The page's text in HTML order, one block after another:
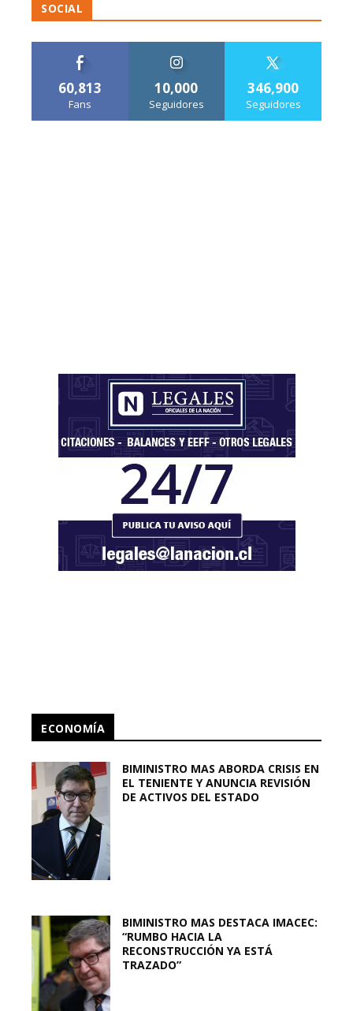
SOCIAL
60,813
Fans
10,000
Seguidores
346,900
Seguidores
ECONOMÍA
BIMINISTRO MAS ABORDA CRISIS EN
EL TENIENTE Y ANUNCIA REVISIÓN
DE ACTIVOS DEL ESTADO
BIMINISTRO MAS DESTACA IMACEC:
“RUMBO HACIA LA
RECONSTRUCCIÓN YA ESTÁ
TRAZADO”